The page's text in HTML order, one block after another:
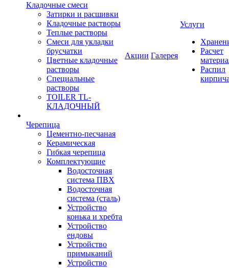
Кладочные смеси
Затирки и расшивки
Кладочные растворы
Теплые растворы
Смеси для укладки
брусчатки
Цветные кладочные
растворы
Специальные
растворы
TOILER TL-
КЛАДОЧНЫЙ
Черепица
Цементно-песчаная
Керамическая
Гибкая черепица
Комплектующие
Водосточная
система ПВХ
Водосточная
система (сталь)
Устройство
конька и хребта
Устройство
ендовы
Устройство
примыканий
Устройство
Акции Галерея
Услуги
Расчет
Распил